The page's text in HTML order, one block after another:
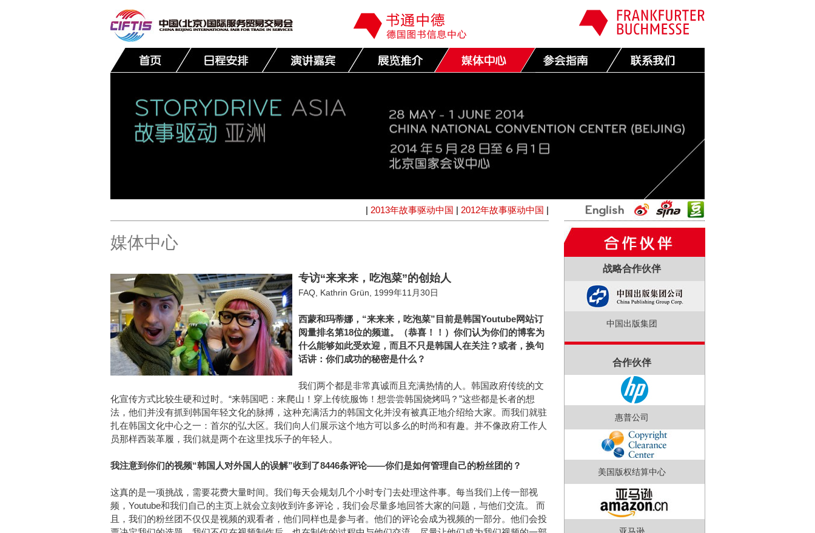
| 2013年故事驱动中国 | 2012年故事驱动中国 |
媒体中心
专访“来来来，吃泡菜”的创始人
FAQ, Kathrin Grün, 1999年11月30日
西蒙和玛蒂娜，“来来来，吃泡菜”目前是韩国Youtube网站订
阅量排名第18位的频道。（恭喜！！）你们认为你们的博客为
什么能够如此受欢迎，而且不只是韩国人在关注？或者，换句
话讲：你们成功的秘密是什么？
我们两个都是非常真诚而且充满热情的人。韩国政府传统的文
化宣传方式比较生硬和过时。“来韩国吧：来爬山！穿上传统服饰！想尝尝韩国烧烤吗？”这些都是长者的想
法，他们并没有抓到韩国年轻文化的脉搏，这种充满活力的韩国文化并没有被真正地介绍给大家。而我们就驻
扎在韩国文化中心之一：首尔的弘大区。我们向人们展示这个地方可以多么的时尚和有趣。并不像政府工作人
员那样西装革履，我们就是两个在这里找乐子的年轻人。
我注意到你们的视频“韩国人对外国人的误解”收到了8446条评论——你们是如何管理自己的粉丝团的？
这真的是一项挑战，需要花费大量时间。我们每天会规划几个小时专门去处理这件事。每当我们上传一部视
频，Youtube和我们自己的主页上就会立刻收到许多评论，我们会尽量多地回答大家的问题，与他们交流。 而
且，我们的粉丝团不仅仅是视频的观看者，他们同样也是参与者。他们的评论会成为视频的一部分。他们会投
战略合作伙伴
中国出版集团
合作伙伴
惠普公司
美国版权结算中心